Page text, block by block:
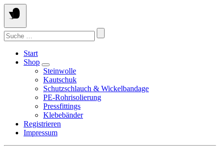
Springen
Sie
zum
Inhalt
Suchen
nach:
Start
Shop
Steinwolle
Kautschuk
Schutzschlauch & Wickelbandage
PE-Rohrisolierung
Pressfittings
Klebebänder
Registrieren
Impressum